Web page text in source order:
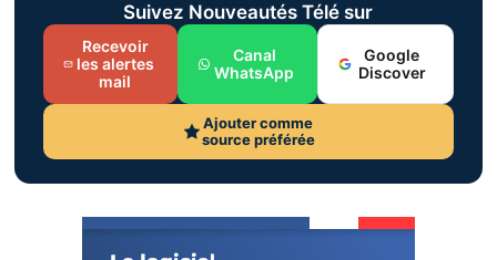
Suivez Nouveautés Télé sur
Recevoir
les alertes
mail
Canal
WhatsApp
Google
Discover
Ajouter comme
source préférée